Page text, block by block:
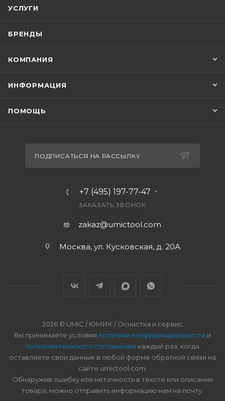
УСЛУГИ
БРЕНДЫ
КОМПАНИЯ
ИНФОРМАЦИЯ
ПОМОЩЬ
ПОДПИСАТЬСЯ НА РАССЫЛКУ
+7 (495) 197-77-47
ЗАКАЗАТЬ ЗВОНОК
zakaz@umictool.com
Москва, ул. Кусковская, д. 20А
2026 © UMIC / ЮМИК / Оснастка и сервис
Вы принимаете условия политики конфиденциальности и
пользовательского соглашения каждый раз, когда
оставляете свои данные в любой форме обратной связи на
сайте umictool.com.
Обнаружив ошибку или неточность в тексте или описании
товара, можно отправить информацию нам на почту.